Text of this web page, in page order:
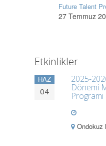
Future Talent
27 Temmuz
Etkinlikler
HAZ
04
2025-
Dönemi
Programı
Ondokuz